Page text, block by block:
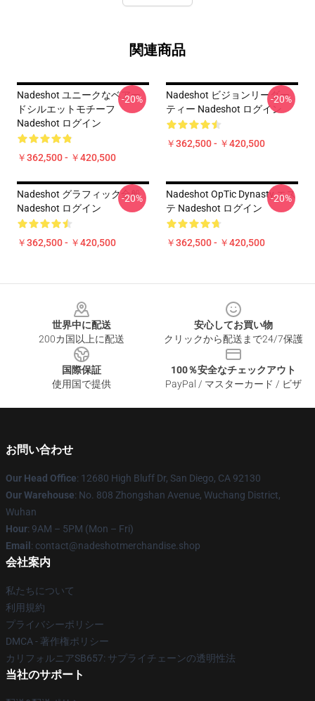
関連商品
Nadeshot ユニークなベアー
ドシルエットモチーフ
Nadeshot ログイン
￥362,500 - ￥420,500
-20%
Nadeshot ビジョンリーダー
ティー Nadeshot ログイン
￥362,500 - ￥420,500
-20%
Nadeshot グラフィック全般
Nadeshot ログイン
￥362,500 - ￥420,500
-20%
Nadeshot OpTic Dynasty エス
テ Nadeshot ログイン
￥362,500 - ￥420,500
-20%
世界中に配送
200カ国以上に配送
安心してお買い物
クリックから配送まで24/7保護
国際保証
使用国で提供
100％安全なチェックアウト
PayPal / マスターカード / ビザ
お問い合わせ
Our Head Office: 12680 High Bluff Dr, San Diego, CA 92130
Our Warehouse: No. 808 Zhongshan Avenue, Wuchang District,
Wuhan
Hour: 9AM – 5PM (Mon – Fri)
Email : contact@nadeshotmerchandise.shop
会社案内
私たちについて
利用規約
プライバシーポリシー
DMCA - 著作権ポリシー
カリフォルニアSB657: サプライチェーンの透明性法
当社のサポート